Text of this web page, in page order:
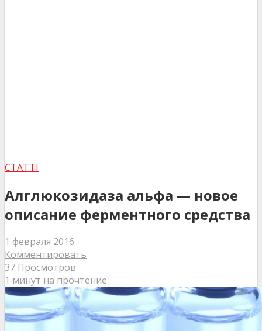
СТАТТІ
Алглюкозидаза альфа — новое
описание ферментного средства
1 февраля 2016
Комментировать
37 Просмотров
1 минут на прочтение